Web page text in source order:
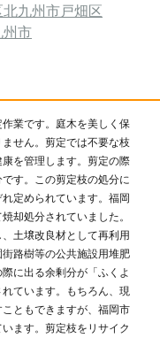
北九州市戸畑区
州市
業です。庭木を美しく保
せん。剪定では不要な枝
を管理します。剪定の際
す。この剪定枝の処分に
定められています。福岡
却処分されていました。
土壌改良材として再利用
路樹等の公共施設用堆肥
に出る余剰分が「ふくよ
ています。もちろん、現
ともできますが、福岡市
ます。剪定枝をリサイク